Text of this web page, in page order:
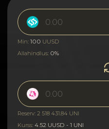
Min: 100 UUSD
Allahindlus: 0%
Reserv: 2 518 431.84 UNI
Kurss: 4.52 UUSD - 1 UNI